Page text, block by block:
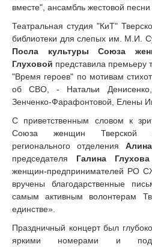
вместе", ансамбль жестовой песни
Театральная студия "КиТ"
библиотеки для слепых им. М.И.
Посла культуры Союза
Глуховой представила премьеру
"Время героев" по мотивам
об СВО, - Натальи
Зенченко-Фарафонтовой, Елены
С приветственным словом к
Союза женщин Тверской
регионального отделения
председателя Галина Глухова
женщин-предпринимателей РО
вручены благодарственные
самым активным волонтерам
единстве».
Праздничный концерт был
яркими номерами и